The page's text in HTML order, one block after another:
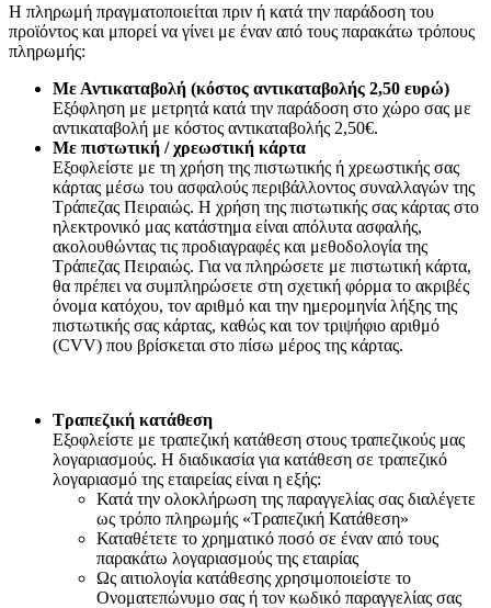
Η πληρωμή πραγματοποιείται πριν ή κατά την παράδοση του
προϊόντος και μπορεί να γίνει με έναν από τους παρακάτω τρόπους
πληρωμής:
Με Αντικαταβολή (κόστος αντικαταβολής 2,50 ευρώ)
Εξόφληση με μετρητά κατά την παράδοση στο χώρο σας με
αντικαταβολή με κόστος αντικαταβολής 2,50€.
Με πιστωτική / χρεωστική κάρτα
Εξοφλείστε με τη χρήση της πιστωτικής ή χρεωστικής σας
κάρτας μέσω του ασφαλούς περιβάλλοντος συναλλαγών της
Τράπεζας Πειραιώς. Η χρήση της πιστωτικής σας κάρτας στο
ηλεκτρονικό μας κατάστημα είναι απόλυτα ασφαλής,
ακολουθώντας τις προδιαγραφές και μεθοδολογία της
Τράπεζας Πειραιώς. Για να πληρώσετε με πιστωτική κάρτα,
θα πρέπει να συμπληρώσετε στη σχετική φόρμα το ακριβές
όνομα κατόχου, τον αριθμό και την ημερομηνία λήξης της
πιστωτικής σας κάρτας, καθώς και τον τριψήφιο αριθμό
(CVV) που βρίσκεται στο πίσω μέρος της κάρτας.
Τραπεζική κατάθεση
Εξοφλείστε με τραπεζική κατάθεση στους τραπεζικούς μας
λογαριασμούς. Η διαδικασία για κατάθεση σε τραπεζικό
λογαριασμό της εταιρείας είναι η εξής:
Κατά την ολοκλήρωση της παραγγελίας σας διαλέγετε
ως τρόπο πληρωμής «Τραπεζική Κατάθεση»
Καταθέτετε το χρηματικό ποσό σε έναν από τους
παρακάτω λογαριασμούς της εταιρίας
Ως αιτιολογία κατάθεσης χρησιμοποιείστε το
Ονοματεπώνυμο σας ή τον κωδικό παραγγελίας σας